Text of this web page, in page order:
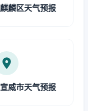
麒麟区天气预报
宣威市天气预报